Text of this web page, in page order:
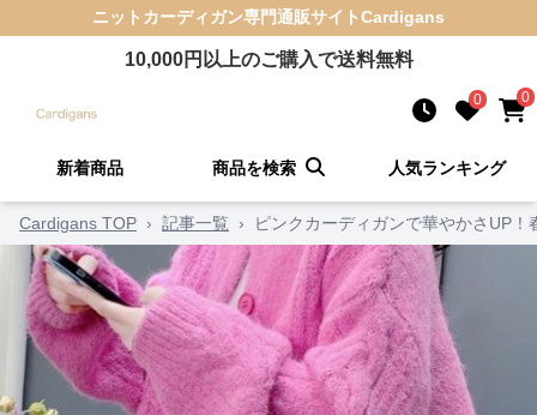
ニットカーディガン専門通販サイトCardigans
10,000円以上のご購入で送料無料
0 0
新着商品 商品を検索 人気ランキング
Cardigans TOP › 記事一覧 › ピンクカーディガンで華やかさUP